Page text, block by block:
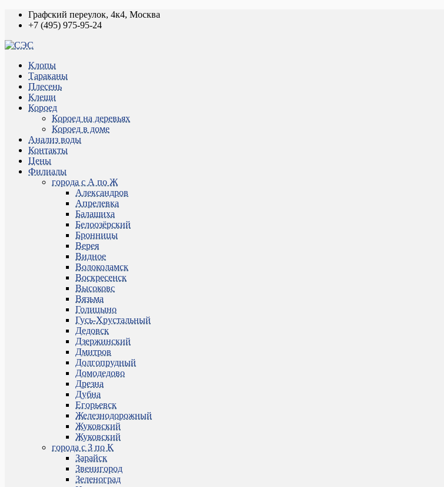
Графский переулок, 4к4, Москва
+7 (495) 975-95-24
Клопы
Тараканы
Плесень
Клещи
Короед
Короед на деревьях
Короед в доме
Анализ воды
Контакты
Цены
Филиалы
города с А по Ж
Александров
Апрелевка
Балашиха
Белоозёрский
Бронницы
Верея
Видное
Волоколамск
Воскресенск
Высоковс
Вязьма
Голицыно
Гусь-Хрустальный
Дедовск
Дзержинский
Дмитров
Долгопрудный
Домодедово
Дрезна
Дубна
Егорьевск
Железнодорожный
Жуковский
Жуковский
города с З по К
Зарайск
Звенигород
Зеленоград